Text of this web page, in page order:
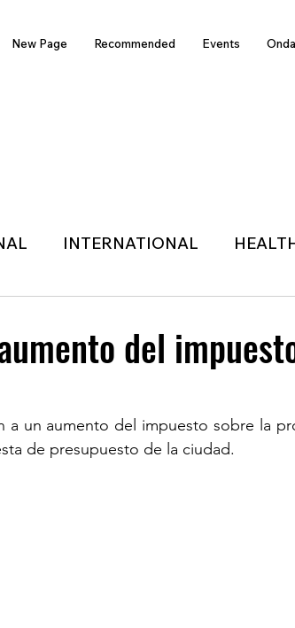
New Page Recommended Events
INTERNATIONAL
del
a un aumento del impuesto sobre la
de presupuesto de la ciudad.